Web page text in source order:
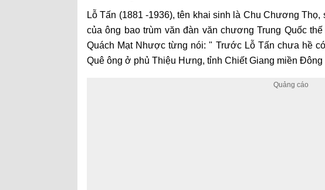
Lỗ Tấn (1881 -1936), tên khai sinh là Chu Chương
của ông bao trùm văn đàn văn chương Trung Quốc
Quách Mạt Nhược từng nói: " Trước Lỗ Tấn chưa hề
Quê ông ở phủ Thiệu Hưng, tỉnh Chiết Giang miền Đông